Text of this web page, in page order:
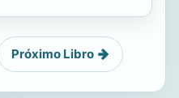
Próximo Libro